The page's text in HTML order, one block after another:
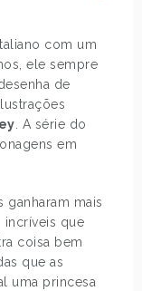
com um
ele sempre
de
. A série do
em
ganharam mais
incríveis que
coisa bem
que as
uma princesa
POST
DE ORANGE IS
BLACK